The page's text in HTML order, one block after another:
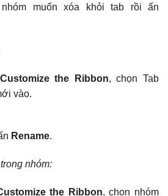
muốn xóa khỏi tab rồi ấn
Customize the Ribbon, chọn Tab
vào.
Rename.
nhóm:
the Ribbon, chọn nhóm